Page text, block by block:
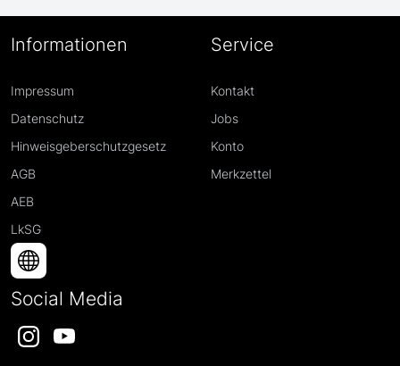
Informationen
Impressum
Datenschutz
Hinweisgeberschutzgesetz
AGB
AEB
LkSG
Service
Kontakt
Jobs
Konto
Merkzettel
Social Media
InstagramYouTube